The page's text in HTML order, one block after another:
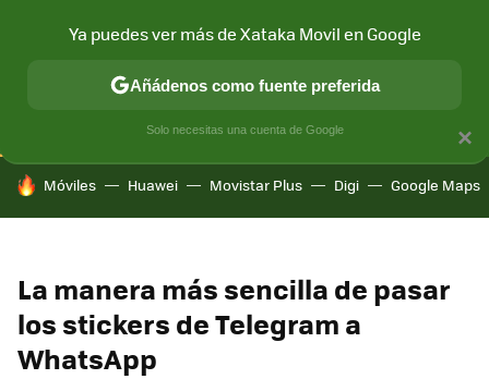
CONECTIVIDAD MÓVIL Y SOCIEDAD APLICACIONES
HOY SE HABLA DE
Móviles Huawei Movistar Plus Digi Google Maps
La manera más sencilla de pasar
los stickers de Telegram a
WhatsApp
×
Ya puedes ver más de Xataka Movil en Google
Añádenos como fuente preferida
Solo necesitas una cuenta de Google